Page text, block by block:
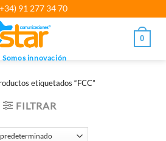
91 277 34 70
Somos innovación
0
etiquetados “FCC”
FILTRAR